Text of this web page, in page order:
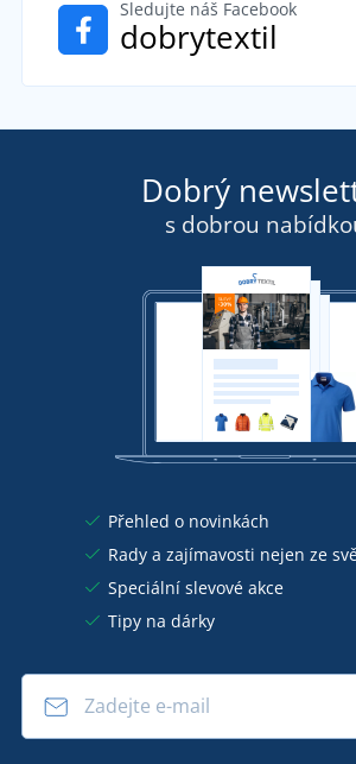
Sledujte náš Facebook
dobrytextil
Dobrý
s dobrou
Přehled o novinkách
Rady a zajímavosti nejen ze
Speciální slevové akce
Tipy na dárky